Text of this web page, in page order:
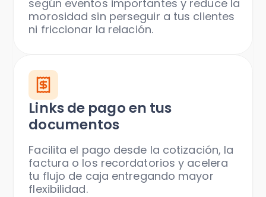
según eventos importantes y reduce la
morosidad sin perseguir a tus clientes
ni friccionar la relación.
Links de pago en tus
documentos
Facilita el pago desde la cotización, la
factura o los recordatorios y acelera
tu flujo de caja entregando mayor
flexibilidad.